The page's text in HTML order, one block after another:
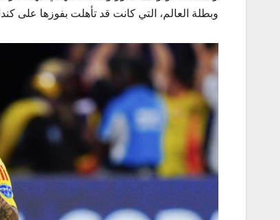
وبطلة العالم، التي كانت قد تأهلت بفوزها على كندا 2 – 0.